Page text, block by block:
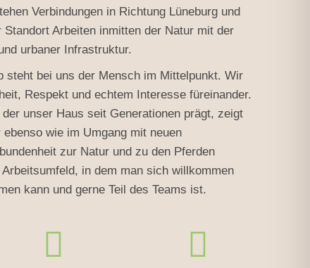
Verbindungen in Richtung Lüneburg und
Arbeiten inmitten der Natur mit der
urbaner Infrastruktur.
steht bei uns der Mensch im Mittelpunkt. Wir
Respekt und echtem Interesse füreinander.
unser Haus seit Generationen prägt, zeigt
wie im Umgang mit neuen
zur Natur und zu den Pferden
in dem man sich willkommen
kann und gerne Teil des Teams ist.